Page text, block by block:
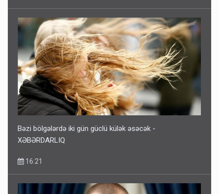
Bəzi bölgələrdə iki gün güclü külək əsəcək -
XƏBƏRDARLIQ
16:21